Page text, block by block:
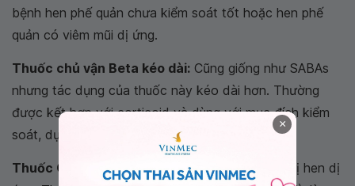
bệnh hen phế quản chưa kiểm soát tốt hoặc hen phế
quản có viêm mũi dị ứng.
Thuốc chủ vận Beta kéo dài: Cũng giống như SABAs
nhưng tác dụng của thuốc này kéo dài hơn. Thường
được kết hợp với corticoid và dùng với mục đích kiểm
soát, dự phòng cơn hen.
Thuốc Omalizumab (Xolair): Dùng trong điều trị hen dị
×